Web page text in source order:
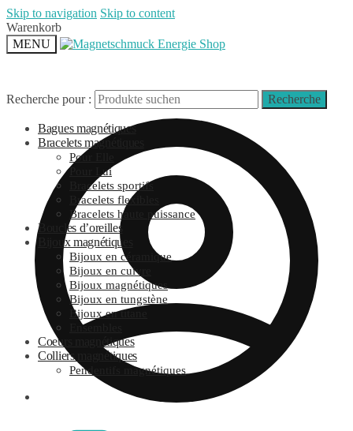
Skip to navigation Skip to content
Warenkorb
MENU
Recherche pour : Recherche
Bagues magnétiques
Bracelets magnétiques
Pour Elle
Pour Lui
Bracelets sportifs
Bracelets flexibles
Bracelets haute puissance
Boucles d’oreilles
Bijoux magnétiques
Bijoux en céramique
Bijoux en cuivre
Bijoux magnétiques
Bijoux en tungstène
Bijoux en titane
Ensembles
Coeurs magnétiques
Colliers magnétiques
Pendentifs magnétiques